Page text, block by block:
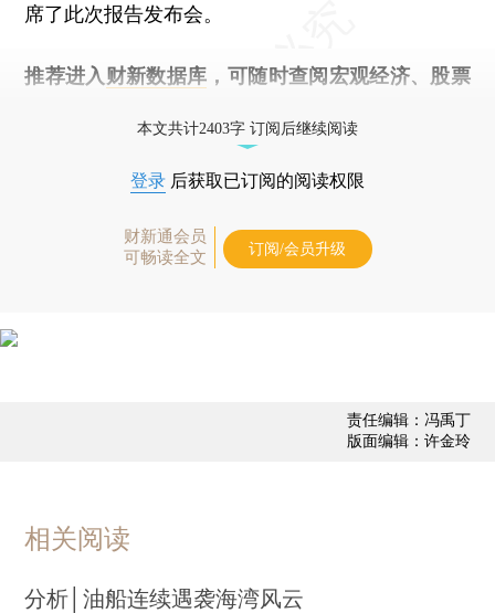
席了此次报告发布会。
推荐进入 财新数据库 ，可随时查阅宏观经济、股票
本文共计2403字 订阅后继续阅读
登录 后获取已订阅的阅读权限
财新通会员
可畅读全文
订阅/会员升级
责任编辑：冯禹丁
版面编辑：许金玲
相关阅读
分析│油船连续遇袭海湾风云